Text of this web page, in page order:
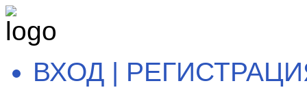
ВХОД |